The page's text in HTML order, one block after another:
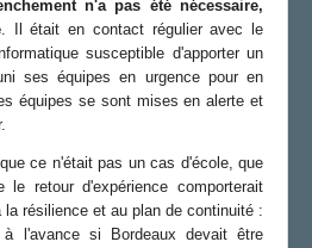
n'a pas été nécessaire,
. Il était en contact régulier avec le
susceptible d'apporter un
ses équipes en urgence pour en
équipes se sont mises en alerte et
ce n'était pas un cas d'école, que
retour d'expérience comporterait
résilience et au plan de continuité :
l'avance si Bordeaux devait être